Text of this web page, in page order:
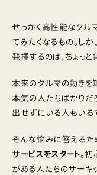
せっかく高性能なクル
てみたくなるもの。し
発揮するのは、ちょっと
本来のクルマの動きを
本気の人たちばかり
出せずにいる人もいる
そんな悩みに答えるた
サービスをスタート。
がある人たちのサーキ